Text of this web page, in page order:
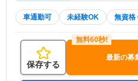
車通勤可 未経験OK 無資格
保存する
最新の募